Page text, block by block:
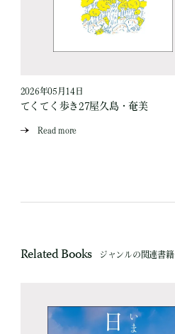
2026年05月14日
てくてく歩き27屋久島・奄美
Read more
Related Books ジャンルの関連書籍